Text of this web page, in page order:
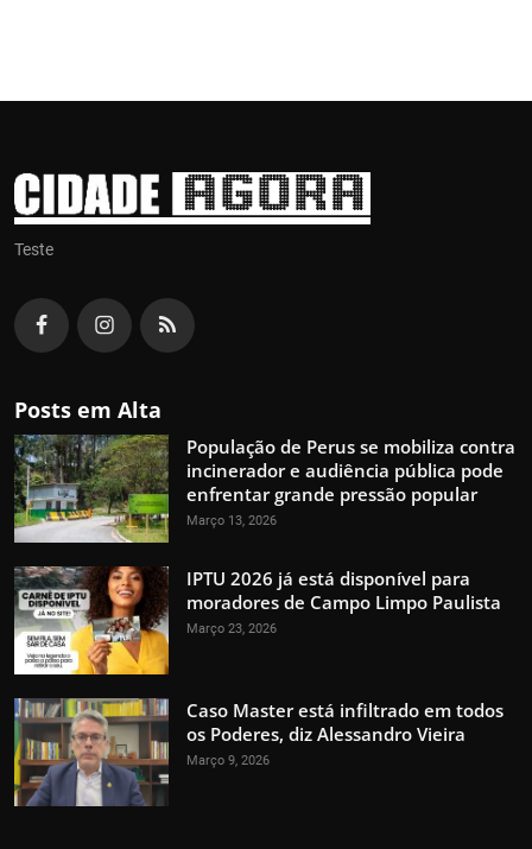
Teste
Posts em Alta
População de Perus se mobiliza contra
incinerador e audiência pública pode
enfrentar grande pressão popular
Março 13, 2026
IPTU 2026 já está disponível para
moradores de Campo Limpo Paulista
Março 23, 2026
Caso Master está infiltrado em todos
os Poderes, diz Alessandro Vieira
Março 9, 2026